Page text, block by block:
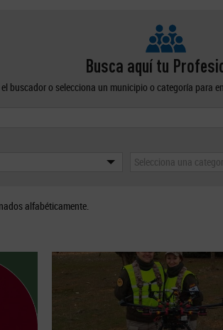
Busca aquí tu
buscador o selecciona un municipio o categoría para
Selecciona una
alfabéticamente.